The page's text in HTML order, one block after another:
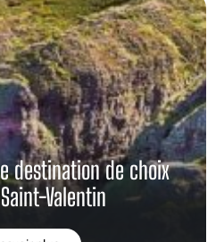
destination de choix
Valentin